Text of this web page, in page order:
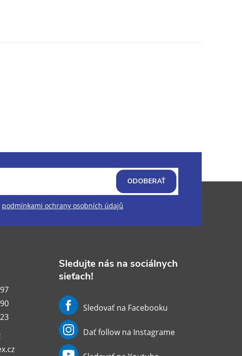
podmínkami ochrany osobních údajů
ODOBERAŤ
Sledujte nás na sociálnych
sieťach!
Sledovať na Facebooku
Dať follow na Instagrame